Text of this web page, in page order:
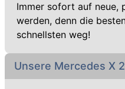
Immer sofort auf neue,
werden, denn die
schnellsten weg!
Unsere Mercedes X